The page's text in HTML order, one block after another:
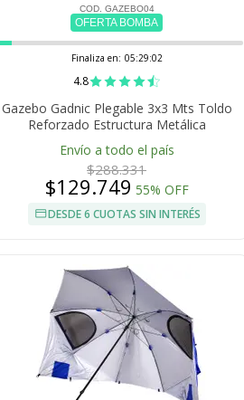
COD. GAZEBO04
OFERTA BOMBA
Finaliza en: 05:29:01
4.8
Gazebo Gadnic Plegable 3x3 Mts Toldo
Reforzado Estructura Metálica
Envío a todo el país
$288.331
$129.749 55% OFF
DESDE 6 CUOTAS SIN INTERÉS